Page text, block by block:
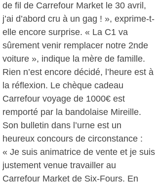
de fil de Carrefour Market le 30 avril,
j’ai d’abord cru à un gag ! », exprime-t-
elle encore surprise. « La C1 va
sûrement venir remplacer notre 2nde
voiture », indique la mère de famille.
Rien n’est encore décidé, l’heure est à
la réflexion. Le chèque cadeau
Carrefour voyage de 1000€ est
remporté par la bandolaise Mireille.
Son bulletin dans l’urne est un
heureux concours de circonstance :
« Je suis animatrice de vente et je suis
justement venue travailler au
Carrefour Market de Six-Fours. En